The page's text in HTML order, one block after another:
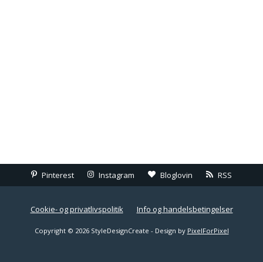
Pinterest Instagram Bloglovin RSS
Cookie- og privatlivspolitik Info og handelsbetingelser
Copyright © 2026 StyleDesignCreate - Design by PixelForPixel